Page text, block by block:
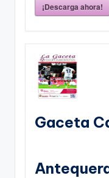
¡Descarga ahora!
Gaceta